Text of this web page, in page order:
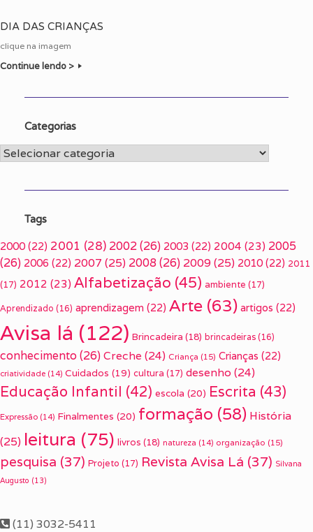
DIA DAS CRIANÇAS
clique na imagem
Continue lendo >
Categorias
Categorias
Tags
2000 (22) 2001 (28) 2002(26) 2003 (22) 2004 (23) 2005
(26) 2006 (22) 2007 (25) 2008(26) 2009(25) 2010 (22) 2011
(17) 2012 (23) Alfabetização (45) ambiente (17)
Aprendizado (16) aprendizagem (22) Arte (63) artigos (22)
Avisa lá (122) Brincadeira (18) brincadeiras (16)
conhecimento(26) Creche (24) Criança (15) Crianças (22)
criatividade (14) Cuidados (19) cultura (17) desenho (24)
Educação Infantil (42) escola (20) Escrita (43)
Expressão (14) Finalmentes (20) formação (58) História
(25) leitura (75) livros (18) natureza (14) organização (15)
pesquisa (37) Projeto (17) Revista Avisa Lá (37) Silvana
Augusto (13)
(11) 3032-5411